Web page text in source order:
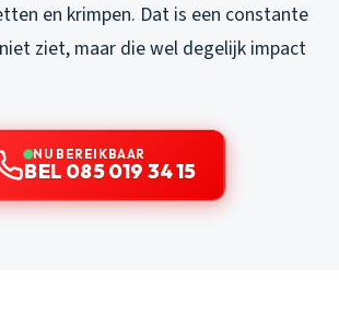
en krimpen. Dat is een constante
ziet, maar die wel degelijk impact
NU BEREIKBAAR
BEL 085 019 34 15